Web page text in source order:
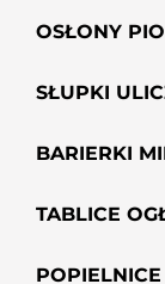
OSŁONY
SŁUPKI
BARIERKI
TABLICE
POPIELNICE